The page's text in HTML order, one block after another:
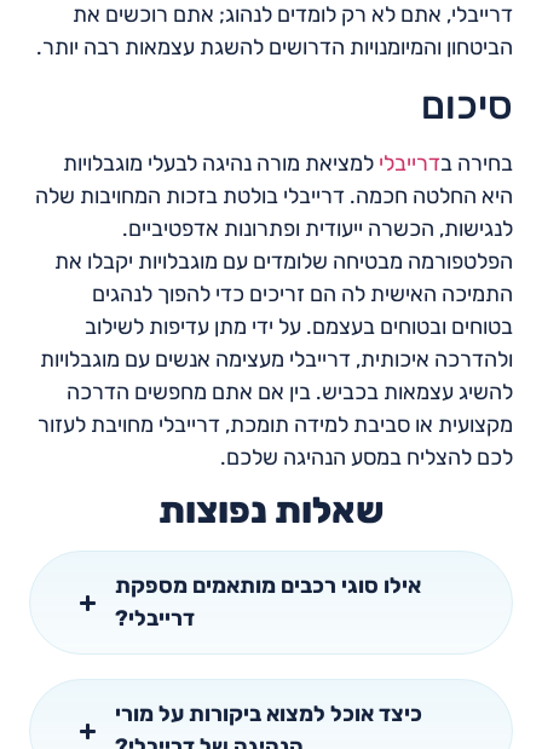
דרייבלי, אתם לא רק לומדים לנהוג; אתם רוכשים את
הביטחון והמיומנויות הדרושים להשגת עצמאות רבה יותר.
סיכום
בחירה בדרייבלי למציאת מורה נהיגה לבעלי מוגבלויות
היא החלטה חכמה. דרייבלי בולטת בזכות המחויבות שלה
לנגישות, הכשרה ייעודית ופתרונות אדפטיביים.
הפלטפורמה מבטיחה שלומדים עם מוגבלויות יקבלו את
התמיכה האישית לה הם זריכים כדי להפוך לנהגים
בטוחים ובטוחים בעצמם. על ידי מתן עדיפות לשילוב
ולהדרכה איכותית, דרייבלי מעצימה אנשים עם מוגבלויות
להשיג עצמאות בכביש. בין אם אתם מחפשים הדרכה
מקצועית או סביבת למידה תומכת, דרייבלי מחויבת לעזור
לכם להצליח במסע הנהיגה שלכם.
שאלות נפוצות
אילו סוגי רכבים מותאמים מספקת
דרייבלי?
כיצד אוכל למצוא ביקורות על מורי